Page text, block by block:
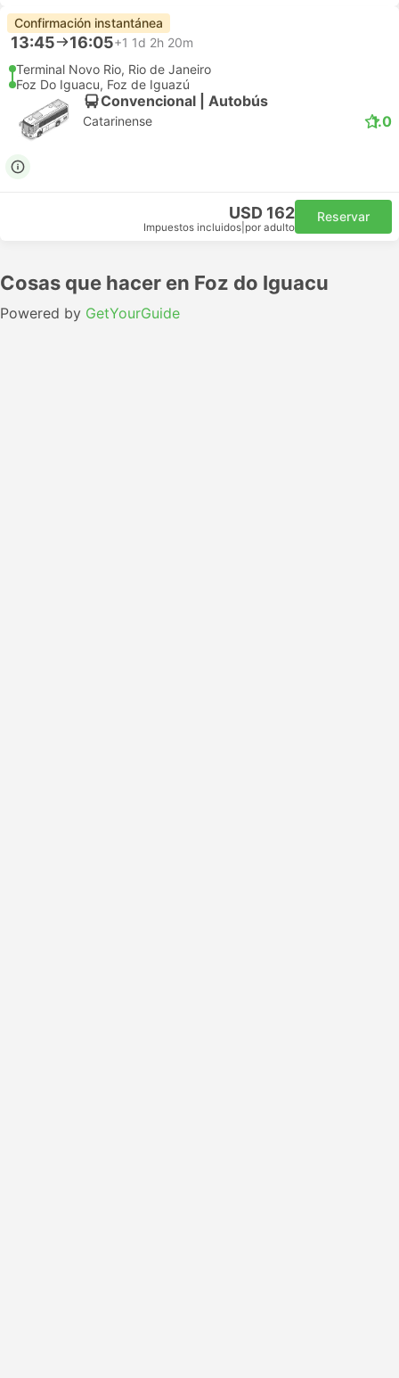
Confirmación instantánea
13:45 16:05+1 1d 2h 20m
Terminal Novo Rio, Rio de Janeiro
Foz Do Iguacu, Foz de Iguazú
Convencional | Autobús
Catarinense 1.0
USD 162
Impuestos incluidos por adulto
Reservar
Cosas que hacer en Foz do Iguacu
Powered by GetYourGuide